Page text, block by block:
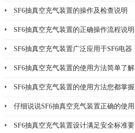
能呢
SF6抽真空充气装置的操作及检查说明
SF6抽真空充气装置的正确操作流程说明
SF6抽真空充气装置广泛应用于SF6电器
产品
SF6抽真空充气装置的使用方法简单了解
一下
SF6抽真空充气装置的使用方法您都掌握
了吗
仔细说说SF6抽真空充气装置正确的使用
方法
SF6抽真空充气装置设计满足安全标准要